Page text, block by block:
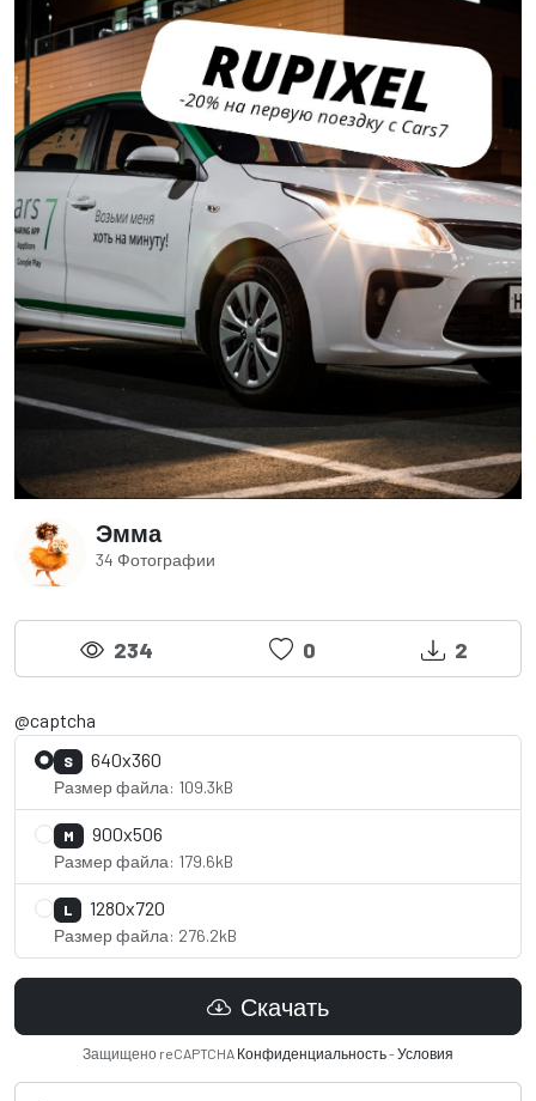
Эмма
34 Фотографии
234 0 2
@captcha
S 640x360
Размер файла: 109.3kB
M 900x506
Размер файла: 179.6kB
L 1280x720
Размер файла: 276.2kB
Скачать
Защищено reCAPTCHA Конфиденциальность-Условия